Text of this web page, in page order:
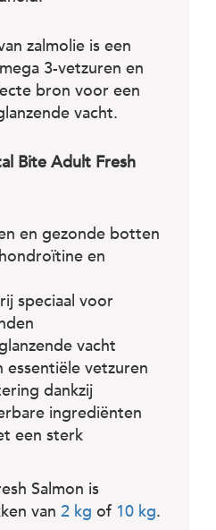
zalmolie is een
3-vetzuren en
bron voor een
vacht.
Bite Adult Fresh
en gezonde botten
en
speciaal voor
vacht
essentiële vetzuren
dankzij
ingrediënten
een sterk
Salmon is
van 2 kg of 10 kg.